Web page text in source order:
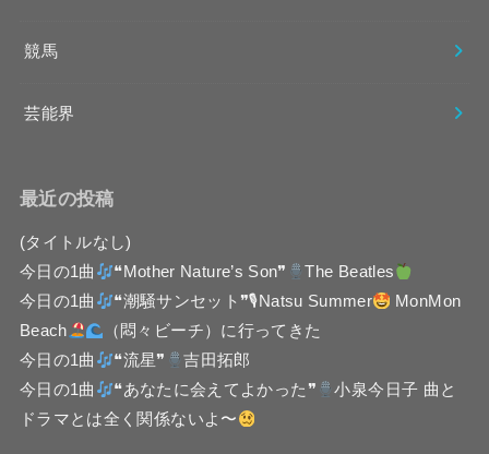
競馬
芸能界
最近の投稿
(タイトルなし)
今日の1曲
❝Mother Nature’s Son❞
The Beatles
今日の1曲
❝潮騒サンセット❞🎙Natsu Summer
MonMon
Beach
（悶々ビーチ）に行ってきた
今日の1曲
❝流星❞
吉田拓郎
今日の1曲
❝あなたに会えてよかった❞
小泉今日子 曲と
ドラマとは全く関係ないよ〜